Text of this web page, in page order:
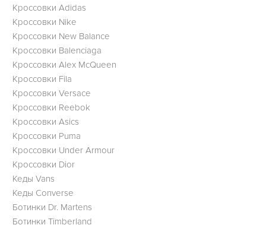
Кроссовки Adidas
Кроссовки Nike
Кроссовки New Balance
Кроссовки Balenciaga
Кроссовки Alex McQueen
Кроссовки Fila
Кроссовки Versace
Кроссовки Reebok
Кроссовки Asics
Кроссовки Puma
Кроссовки Under Armour
Кроссовки Dior
Кеды Vans
Кеды Converse
Ботинки Dr. Martens
Ботинки Timberland